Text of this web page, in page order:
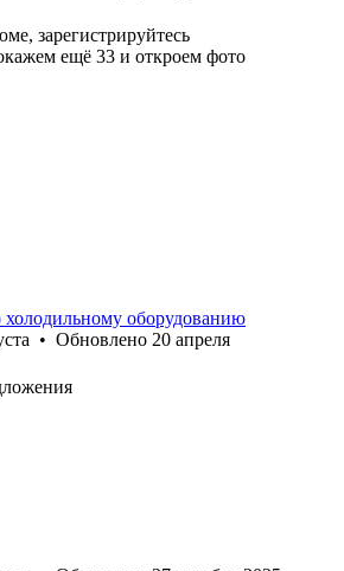
зарегистрируйтесь
ещё 33 и откроем фото
оборудованию
• Обновлено 20 апреля